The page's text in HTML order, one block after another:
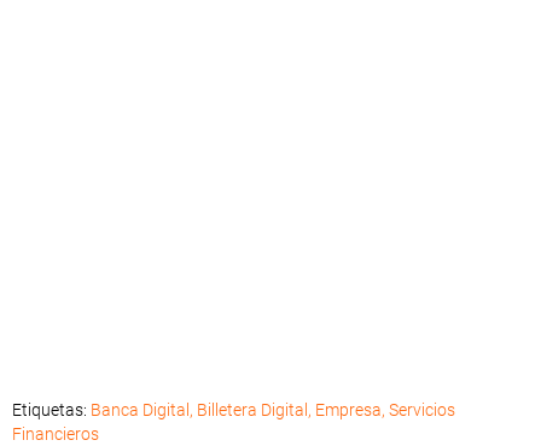
Etiquetas: Banca Digital , Billetera Digital , Empresa, Servicios
Financieros